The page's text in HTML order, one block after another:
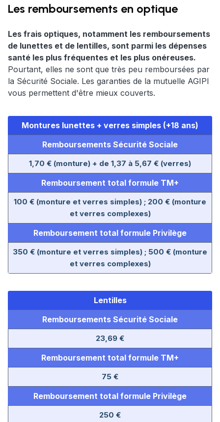
Les remboursements en optique
Les frais optiques, notamment les remboursements
de lunettes et de lentilles, sont parmi les dépenses
santé les plus fréquentes et les plus onéreuses.
Pourtant, elles ne sont que très peu remboursées par
la Sécurité Sociale. Les garanties de la mutuelle AGIPI
vous permettent d'être mieux couverts.
Montures lunettes + verres simples (+18 ans)
Remboursements Sécurité Sociale
1,70 € (monture) + de 1,37 à 5,67 € (verres)
Remboursement total formule TM+
100 € (monture et verres simples) ; 200 € (monture
et verres complexes)
Remboursement total formule Privilège
350 € (monture et verres simples) ; 500 € (monture
et verres complexes)
Lentilles
Remboursements Sécurité Sociale
23,69 €
Remboursement total formule TM+
75 €
Remboursement total formule Privilège
250 €